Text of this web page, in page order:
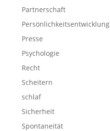
Partnerschaft
Persönlichkeitsentwicklung
Presse
Psychologie
Recht
Scheitern
schlaf
Sicherheit
Spontaneität